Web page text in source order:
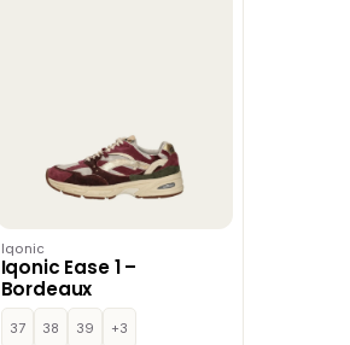
Iqonic
Iqonic Ease 1 –
Bordeaux
37 38 39
+3